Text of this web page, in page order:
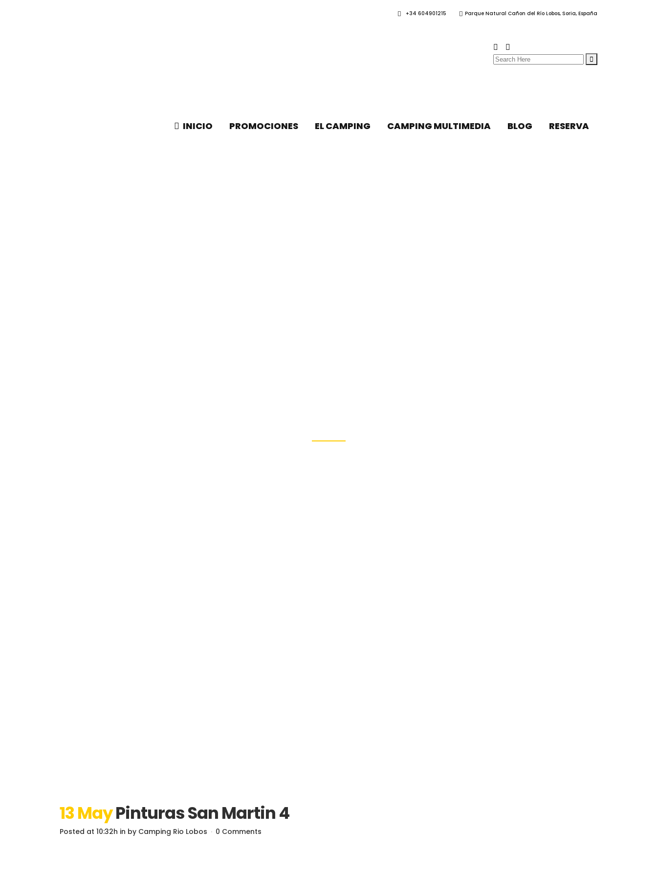
+34 604901215 Parque Natural Cañon del Río Lobos, Soria, España
Search
INICIO PROMOCIONES EL CAMPING CAMPING MULTIMEDIA BLOG RESERVA
13 MayPinturas San Martin 4
Posted at 10:32h in by Camping Rio Lobos 0 Comments